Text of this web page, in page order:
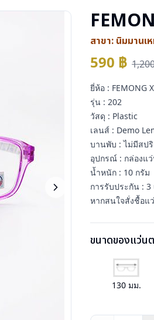
สาขา: นิมมานเ
590 ฿
ยี่ห้อ : FEMONG
รุ่น : 202
วัสดุ : Plastic
เลนส์ : Demo
บานพับ : ไม่มีสปริ
อุปกรณ์ : กล่องแ
น้ำหนัก : 10 กรัม
การรับประกัน : 3
หากสนใจสั่งชื้อแ
ขนาดของแว่น
130 มม.